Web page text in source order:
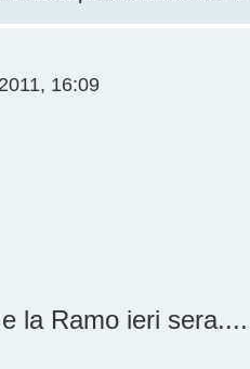
16:09
la Ramo ieri sera....